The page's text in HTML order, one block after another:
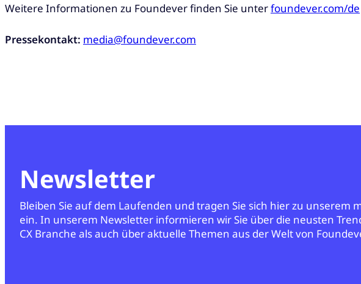
Weitere Informationen zu Foundever finden Sie unterfoundever.com/de
Pressekontakt: media@foundever.com
Newsletter
Bleiben Sie auf dem Laufenden und tragen Sie sich hier zu unserem
ein. In unserem Newsletter informieren wir Sie über die neusten
CX Branche als auch über aktuelle Themen aus der Welt von